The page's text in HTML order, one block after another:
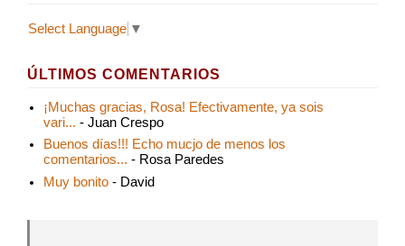
Select Language ▼
ÚLTIMOS COMENTARIOS
¡Muchas gracias, Rosa! Efectivamente, ya sois
vari... - Juan Crespo
Buenos días!!! Echo mucjo de menos los
comentarios... - Rosa Paredes
Muy bonito - David